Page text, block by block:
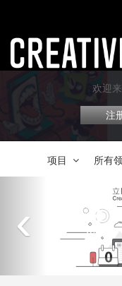
欢迎
注
项目 所有
‹